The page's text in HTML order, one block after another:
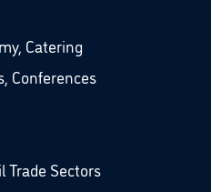
Catering
Conferences
Trade Sectors